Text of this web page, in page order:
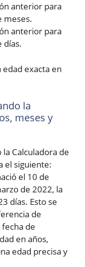
anterior para
meses.
anterior para
días.
edad exacta en
la
meses y
Calculadora de
el siguiente:
el 10 de
de 2022, la
días. Esto se
de
de
en años,
edad precisa y